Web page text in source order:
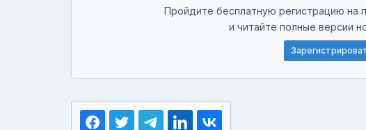
Пройдите бесплатную регистрацию на
и читайте полные версии